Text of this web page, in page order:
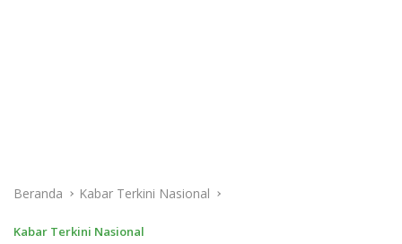
Beranda Kabar Terkini Nasional
Kabar Terkini Nasional